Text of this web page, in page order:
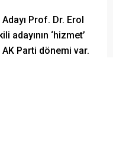
Prof. Dr. Erol
adayının ‘hizmet’
Parti dönemi var.